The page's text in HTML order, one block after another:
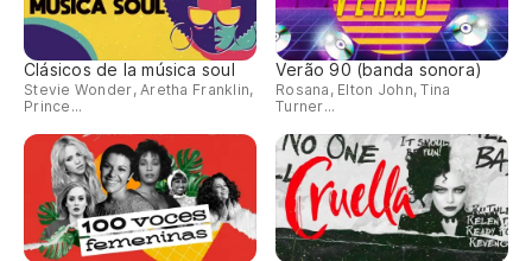
Clásicos de la música soul
Stevie Wonder, Aretha Franklin,
Prince...
Verão 90 (banda sonora)
Rosana, Elton John, Tina
Turner...